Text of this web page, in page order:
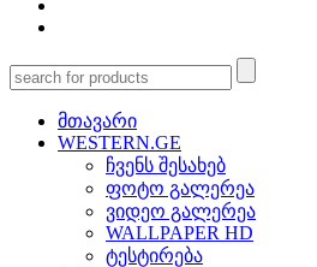
მთავარი
WESTERN.GE
ჩვენს შესახებ
ფოტო გალერეა
ვიდეო გალერეა
WALLPAPER HD
ტესტირება